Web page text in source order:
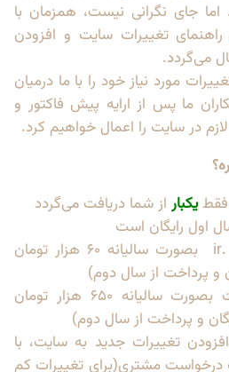
جای نگرانی نیست، همزمان با
تغییرات سایت و افزودن
می‌گردد.
مورد نیاز خود را با ما در‌میان
ما پس از ارایه پیش فاکتور و
در سایت را اعمال خواهیم کرد.
فقطیکبار از شما دریافت می‌گردد
هزینه تمدید دامنه .ir بصورت سالیانه 60 هزار تومان
و پرداخت از سال دوم)
هزینه تمدید هاست بصورت سالیانه 650 هزار تومان
و پرداخت از سال دوم)
تغییرات جدید به سایت، با
درخواست مشتری(برای تغییرات کم